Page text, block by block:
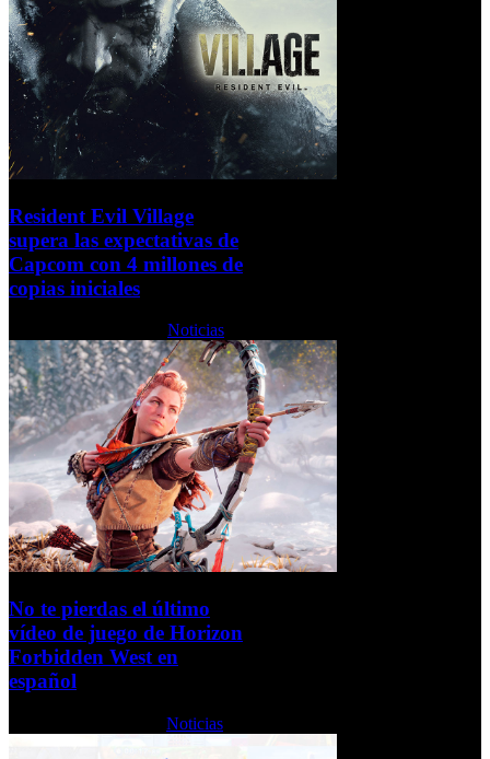
Resident Evil Village
supera las expectativas de
Capcom con 4 millones de
copias iniciales
Noticias
No te pierdas el último
vídeo de juego de Horizon
Forbidden West en
español
Noticias